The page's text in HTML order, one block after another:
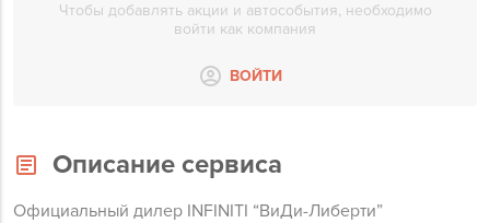
Чтобы добавлять акции и автособытия, необходимо
войти как компания
ВОЙТИ
Описание сервиса
Официальный дилер INFINITI “ВиДи-Либерти”